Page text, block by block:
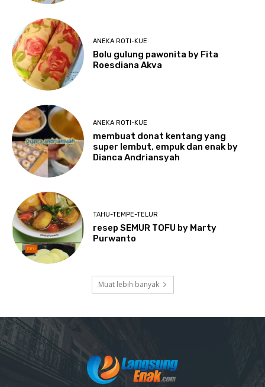
ANEKA ROTI-KUE
Bolu gulung pawonita by Fita
Roesdiana Akva
ANEKA ROTI-KUE
membuat donat kentang yang
super lembut, empuk dan enak by
Dianca Andriansyah
TAHU-TEMPE-TELUR
resep SEMUR TOFU by Marty
Purwanto
Muat lebih banyak